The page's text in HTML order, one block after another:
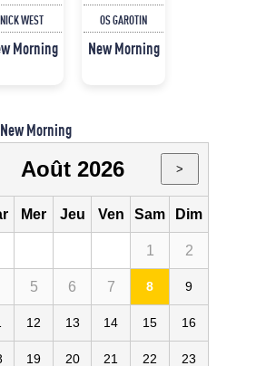
NICK WEST
Morning
OS GAROTIN
New Morning
Morning
Août 2026 >
Mer Jeu Ven Sam Dim
1 2
5 6 7 8 9
12 13 14 15 16
19 20 21 22 23